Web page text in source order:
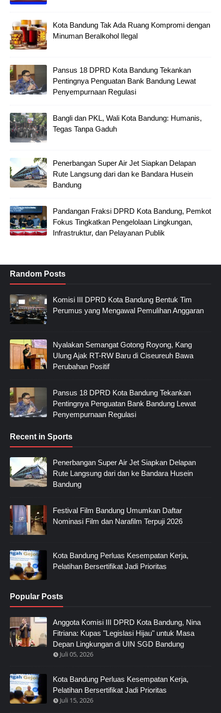
Kota Bandung Tak Ada Ruang Kompromi dengan
Minuman Beralkohol Ilegal
Pansus 18 DPRD Kota Bandung Tekankan
Pentingnya Penguatan Bank Bandung Lewat
Penyempurnaan Regulasi
Bangli dan PKL, Wali Kota Bandung: Humanis,
Tegas Tanpa Gaduh
Penerbangan Super Air Jet Siapkan Delapan
Rute Langsung dari dan ke Bandara Husein
Bandung
Pandangan Fraksi DPRD Kota Bandung, Pemkot
Fokus Tingkatkan Pengelolaan Lingkungan,
Infrastruktur, dan Pelayanan Publik
Random Posts
Komisi III DPRD Kota Bandung Bentuk Tim
Perumus yang Mengawal Pemulihan Anggaran
Nyalakan Semangat Gotong Royong, Kang
Ulung Ajak RT-RW Baru di Ciseureuh Bawa
Perubahan Positif
Pansus 18 DPRD Kota Bandung Tekankan
Pentingnya Penguatan Bank Bandung Lewat
Penyempurnaan Regulasi
Recent in Sports
Penerbangan Super Air Jet Siapkan Delapan
Rute Langsung dari dan ke Bandara Husein
Bandung
Festival Film Bandung Umumkan Daftar
Nominasi Film dan Narafilm Terpuji 2026
Kota Bandung Perluas Kesempatan Kerja,
Pelatihan Bersertifikat Jadi Prioritas
Popular Posts
Anggota Komisi III DPRD Kota Bandung, Nina
Fitriana: Kupas "Legislasi Hijau" untuk Masa
Depan Lingkungan di UIN SGD Bandung
Juli 05, 2026
Kota Bandung Perluas Kesempatan Kerja,
Pelatihan Bersertifikat Jadi Prioritas
Juli 15, 2026